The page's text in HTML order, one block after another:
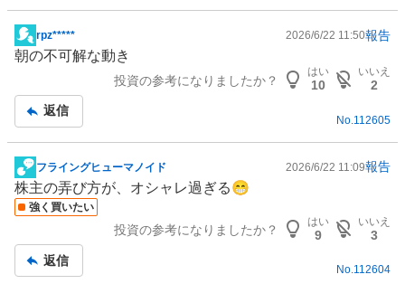
掲
示
事
rpz***** 2026/6/22 11:50報告
朝の不可解な動き
投資の参考になりましたか？
はい
10
いいえ
2
返信
No. 112605
掲
示
板
フライングヒューマノイド 2026/6/22 11:09報告
株主の弄び方が、オシャレ過ぎる😁
強く買いたい
投資の参考になりましたか？
はい
9
いいえ
3
返信
No.112604